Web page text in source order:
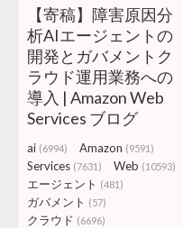
【寄稿】障害原因分
析AIエージェントの
開発とガバメントク
ラウド運用業務への
導入 | Amazon Web
Services ブログ
ai (6994) Amazon (9591)
Services (7631) Web (10593)
エージェント (481)
ガバメント (57)
クラウド (6696)